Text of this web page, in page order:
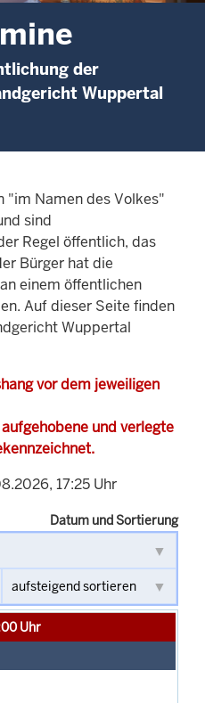
der
Wuppertal
"im Namen des Volkes"
sind
Regel öffentlich, das
Bürger hat die
einem öffentlichen
Auf dieser Seite finden
Wuppertal
vor dem jeweiligen
und verlegte
17:25 Uhr
Datum und Sortierung
Uhr